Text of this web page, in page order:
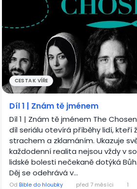
CESTA K VÍŘE
Díl 1 | Znám tě jménem
Díl 1 | Znám tě jménem The
díl seriálu otevírá příběhy lidí, kteří
strachem a zklamáním. Ukazuje
každodenní realita nejsou vždy v
lidské bolesti nečekaně dotýká
Děj se odehrává v...
Od Bible do hloubky před 7 měsíci 1